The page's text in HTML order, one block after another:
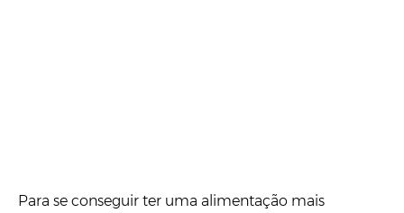
Para se conseguir ter uma alimentação mais